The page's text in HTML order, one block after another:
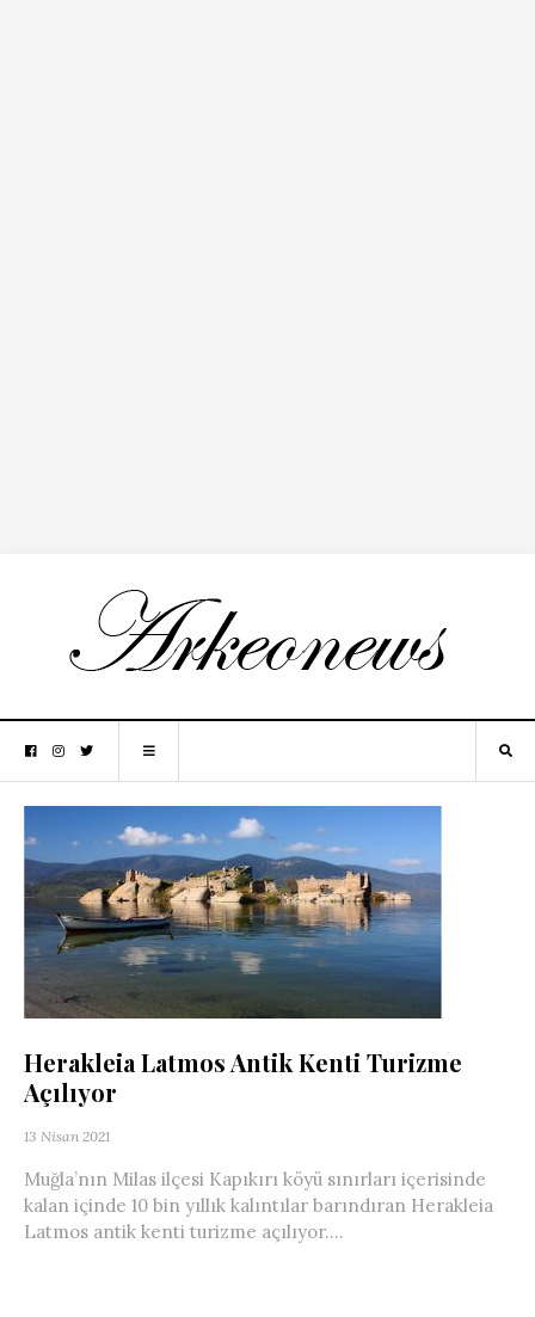
Herakleia Latmos Antik Kenti Turizme
Açılıyor
13 Nisan 2021
Muğla’nın Milas ilçesi Kapıkırı köyü sınırları içerisinde
kalan içinde 10 bin yıllık kalıntılar barındıran Herakleia
Latmos antik kenti turizme açılıyor....